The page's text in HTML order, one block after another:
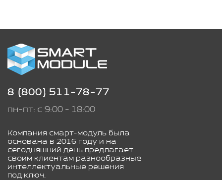
8 (800) 511-78-77
пн-пт: с 9:00 - 18:00
Компания смарт-модуль была
основана в 2016 году и на
сегодняшний день предлагает
своим клиентам разнообразные
интеллектуальные решения
под ключ.